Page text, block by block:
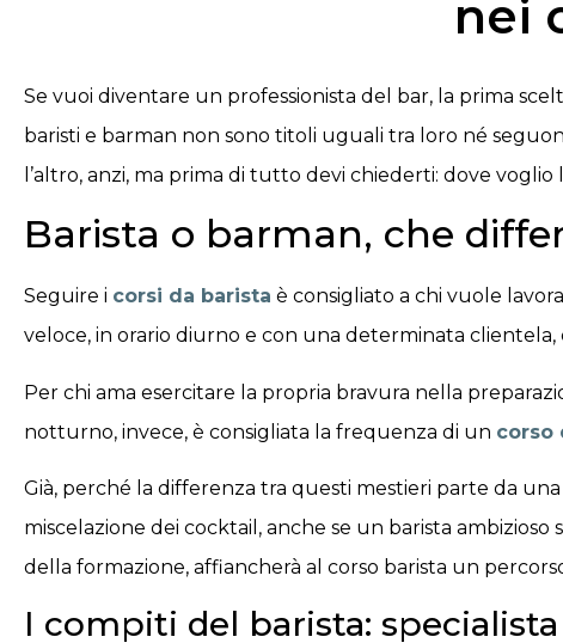
nei
Se vuoi diventare un professionista del bar, la prima
baristi e barman non sono titoli uguali tra loro né
l’altro, anzi, ma prima di tutto devi chiederti: dove
Barista o barman, che
Seguire i corsi da barista è consigliato a chi vuole
veloce, in orario diurno e con una determinata clientela,
Per chi ama esercitare la propria bravura nella
notturno, invece, è consigliata la frequenza di un corso
Già, perché la differenza tra questi mestieri parte da
miscelazione dei cocktail, anche se un barista
della formazione, affiancherà al corso barista un
I compiti del barista: